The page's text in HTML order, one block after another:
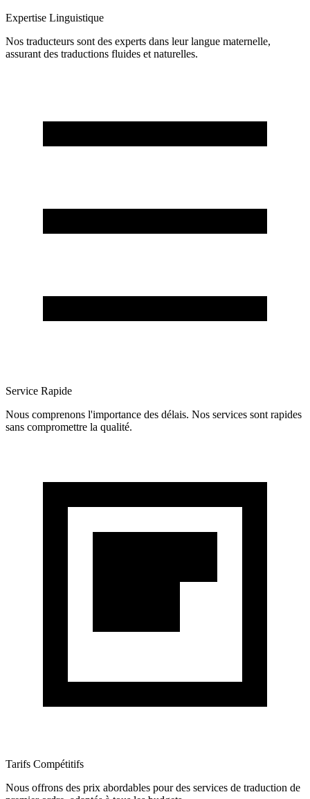
Expertise Linguistique
Nos traducteurs sont des experts dans leur langue maternelle,
assurant des traductions fluides et naturelles.
Service Rapide
Nous comprenons l'importance des délais. Nos services sont rapides
sans compromettre la qualité.
Tarifs Compétitifs
Nous offrons des prix abordables pour des services de traduction de